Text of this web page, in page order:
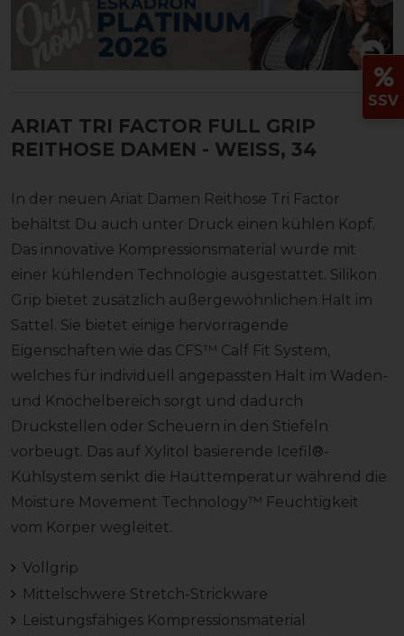
ARIAT TRI FACTOR FULL GRIP
REITHOSE DAMEN - WEISS, 34
In der neuen Ariat Damen Reithose Tri Factor
behältst Du auch unter Druck einen kühlen Kopf.
Das innovative Kompressionsmaterial wurde mit
einer kühlenden Technologie ausgestattet. Silikon
Grip bietet zusätzlich außergewöhnlichen Halt im
Sattel. Sie bietet einige hervorragende
Eigenschaften wie das CFS™ Calf Fit System,
welches für individuell angepassten Halt im Waden-
und Knöchelbereich sorgt und dadurch
Druckstellen oder Scheuern in den Stiefeln
vorbeugt. Das auf Xylitol basierende Icefil®-
Kühlsystem senkt die Hauttemperatur während die
Moisture Movement Technology™ Feuchtigkeit
vom Körper wegleitet.
Vollgrip
Mittelschwere Stretch-Strickware
Leistungsfähiges Kompressionsmaterial
SSV